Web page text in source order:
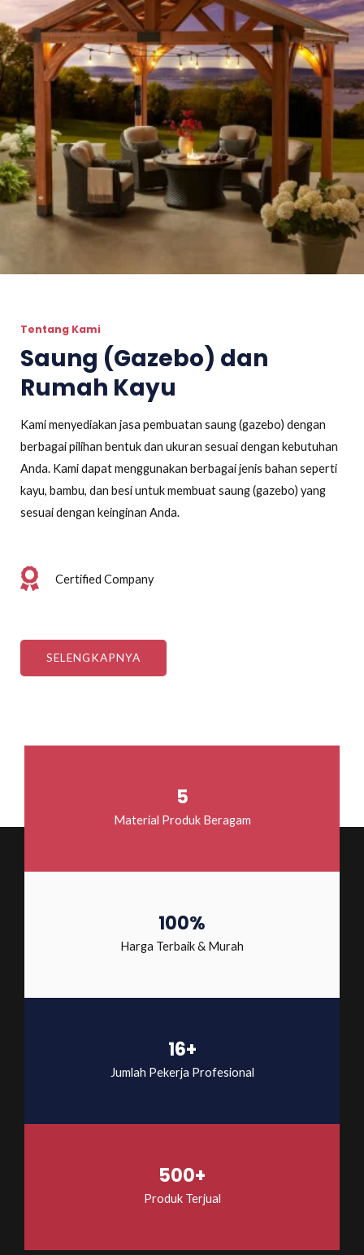
Tentang Kami
Saung (Gazebo) dan
Rumah Kayu
Kami menyediakan jasa pembuatan saung (gazebo) dengan
berbagai pilihan bentuk dan ukuran sesuai dengan kebutuhan
Anda. Kami dapat menggunakan berbagai jenis bahan seperti
kayu, bambu, dan besi untuk membuat saung (gazebo) yang
sesuai dengan keinginan Anda.
Certified Company
SELENGKAPNYA
5
Material Produk Beragam
100%
Harga Terbaik & Murah
16+
Jumlah Pekerja Profesional
500+
Produk Terjual